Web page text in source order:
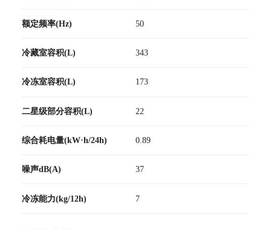
额定频率(Hz) 50
冷藏室容积(L) 343
冷冻室容积(L) 173
二星级部分容积(L) 22
综合耗电量(kW·h/24h) 0.89
噪声dB(A) 37
冷冻能力(kg/12h) 7